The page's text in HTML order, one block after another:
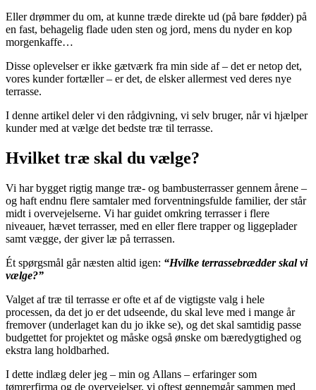
Eller drømmer du om, at kunne træde direkte ud (på bare fødder) på
en fast, behagelig flade uden sten og jord, mens du nyder en kop
morgenkaffe…
Disse oplevelser er ikke gætværk fra min side af – det er netop det,
vores kunder fortæller – er det, de elsker allermest ved deres nye
terrasse.
I denne artikel deler vi den rådgivning, vi selv bruger, når vi hjælper
kunder med at vælge det bedste træ til terrasse.
Hvilket træ skal du vælge?
Vi har bygget rigtig mange træ- og bambusterrasser gennem årene –
og haft endnu flere samtaler med forventningsfulde familier, der står
midt i overvejelserne. Vi har guidet omkring terrasser i flere
niveauer, hævet terrasser, med en eller flere trapper og liggeplader
samt vægge, der giver læ på terrassen.
Ét spørgsmål går næsten altid igen: “Hvilke terrassebrædder skal vi
vælge?”
Valget af træ til terrasse er ofte et af de vigtigste valg i hele
processen, da det jo er det udseende, du skal leve med i mange år
fremover (underlaget kan du jo ikke se), og det skal samtidig passe
budgettet for projektet og måske også ønske om bæredygtighed og
ekstra lang holdbarhed.
I dette indlæg deler jeg – min og Allans – erfaringer som
tømrerfirma og de overvejelser, vi oftest gennemgår sammen med